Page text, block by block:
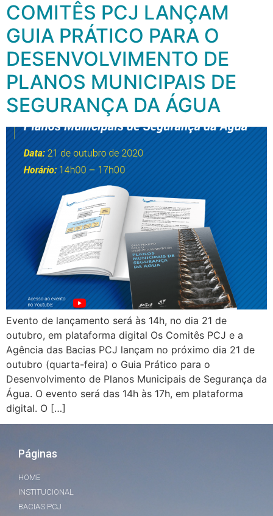
COMITÊS PCJ LANÇAM
GUIA PRÁTICO PARA O
DESENVOLVIMENTO DE
PLANOS MUNICIPAIS DE
SEGURANÇA DA ÁGUA
Evento de lançamento será às 14h, no dia 21 de
outubro, em plataforma digital Os Comitês PCJ e a
Agência das Bacias PCJ lançam no próximo dia 21 de
outubro (quarta-feira) o Guia Prático para o
Desenvolvimento de Planos Municipais de Segurança da
Água. O evento será das 14h às 17h, em plataforma
digital. O […]
Páginas
HOME
INSTITUCIONAL
BACIAS PCJ